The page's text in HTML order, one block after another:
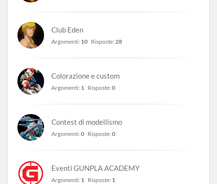
Club Eden
Argomenti: 10 Risposte: 28
Colorazione e custom
Argomenti: 1 Risposte: 0
Contest di modellismo
Argomenti: 0 Risposte: 0
Eventi GUNPLA ACADEMY
Argomenti: 1 Risposte: 1